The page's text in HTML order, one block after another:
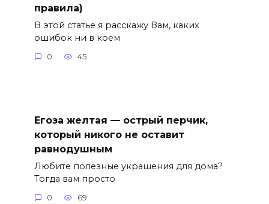
правила)
В этой статье я расскажу Вам, каких
ошибок ни в коем
0 45
Егоза желтая — острый перчик,
который никого не оставит
равнодушным
Любите полезные украшения для дома?
Тогда вам просто
0 69